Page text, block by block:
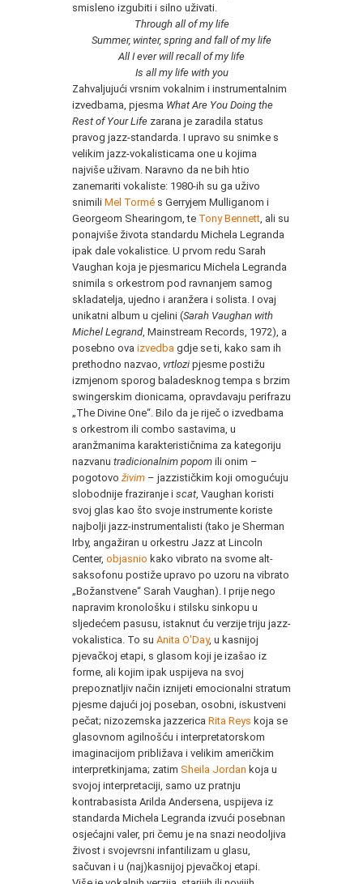
smisleno izgubiti i silno uživati.
Through all of my life
Summer, winter, spring and fall of my life
All I ever will recall of my life
Is all my life with you
Zahvaljujući vrsnim vokalnim i instrumentalnim
izvedbama, pjesma What Are You Doing the
Rest of Your Life zarana je zaradila status
pravog jazz-standarda. I upravo su snimke s
velikim jazz-vokalisticama one u kojima
najviše uživam. Naravno da ne bih htio
zanemariti vokaliste: 1980-ih su ga uživo
snimili Mel Tormé s Gerryjem Mulliganom i
Georgeom Shearingom, te Tony Bennett , ali su
ponajviše života standardu Michela Legranda
ipak dale vokalistice. U prvom redu Sarah
Vaughan koja je pjesmaricu Michela Legranda
snimila s orkestrom pod ravnanjem samog
skladatelja, ujedno i aranžera i solista. I ovaj
unikatni album u cjelini (Sarah Vaughan with
Michel Legrand, Mainstream Records, 1972), a
posebno ova izvedba gdje se ti, kako sam ih
prethodno nazvao, vrtlozi pjesme postižu
izmjenom sporog baladesknog tempa s brzim
swingerskim dionicama, opravdavaju perifrazu
„The Divine One“. Bilo da je riječ o izvedbama
s orkestrom ili combo sastavima, u
aranžmanima karakterističnima za kategoriju
nazvanu tradicionalnim popom ili onim –
pogotovo živim – jazzističkim koji omogućuju
slobodnije fraziranje i scat , Vaughan koristi
svoj glas kao što svoje instrumente koriste
najbolji jazz-instrumentalisti (tako je Sherman
Irby, angažiran u orkestru Jazz at Lincoln
Center, objasnio kako vibrato na svome alt-
saksofonu postiže upravo po uzoru na vibrato
„Božanstvene“ Sarah Vaughan). I prije nego
napravim kronološku i stilsku sinkopu u
sljedećem pasusu, istaknut ću verzije triju jazz-
vokalistica. To su Anita O'Day, u kasnijoj
pjevačkoj etapi, s glasom koji je izašao iz
forme, ali kojim ipak uspijeva na svoj
prepoznatljiv način iznijeti emocionalni stratum
pjesme dajući joj poseban, osobni, iskustveni
pečat; nizozemska jazzerica Rita Reys koja se
glasovnom agilnošću i interpretatorskom
imaginacijom približava i velikim američkim
interpretkinjama; zatim Sheila Jordan koja u
svojoj interpretaciji, samo uz pratnju
kontrabasista Arilda Andersena, uspijeva iz
standarda Michela Legranda izvući posebnan
osjećajni valer, pri čemu je na snazi neodoljiva
živost i svojevrsni infantilizam u glasu,
sačuvan i u (naj)kasnijoj pjevačkoj etapi.